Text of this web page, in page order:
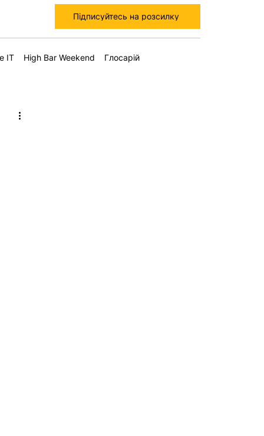
Підписуйтесь на розсилку
IT High Bar Weekend Глосарій